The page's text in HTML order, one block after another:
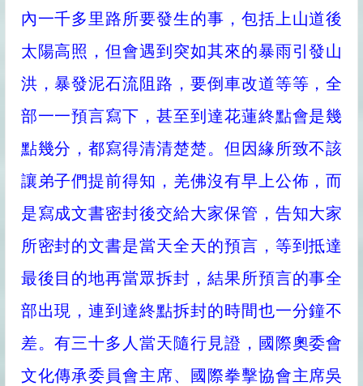
內一千多里路所要發生的事，包括上山道後
太陽高照，但會遇到突如其來的暴雨引發山
洪，暴發泥石流阻路，要倒車改道等等，全
部一一預言寫下，甚至到達花蓮終點會是幾
點幾分，都寫得清清楚楚。但因緣所致不該
讓弟子們提前得知，羌佛沒有早上公佈，而
是寫成文書密封後交給大家保管，告知大家
所密封的文書是當天全天的預言，等到抵達
最後目的地再當眾拆封，結果所預言的事全
部出現，連到達終點拆封的時間也一分鐘不
差。有三十多人當天隨行見證，國際奧委會
文化傳承委員會主席、國際拳擊協會主席吳